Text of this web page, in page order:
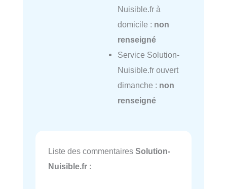
Nuisible.fr à
domicile : non
renseigné
Service Solution-
Nuisible.fr ouvert
dimanche : non
renseigné
Liste des commentaires Solution-
Nuisible.fr :